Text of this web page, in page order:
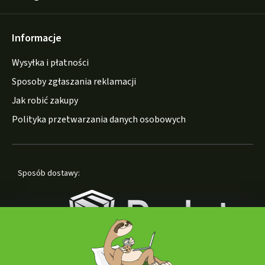
Informacje
Wysyłka i płatności
Sposoby zgłaszania reklamacji
Jak robić zakupy
Polityka przetwarzania danych osobowych
Sposób dostawy: